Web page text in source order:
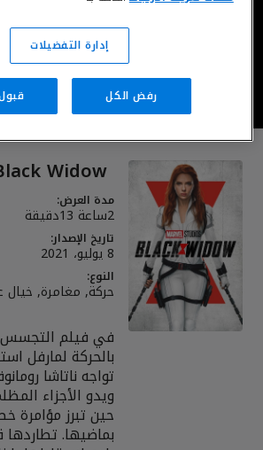
شاهد على ديزني بلس
*تُطبق متطلبات الحد الأدنى للعمر. تُطبق
Widow
مدة العرض:
2ساعة 13دقيقة
تاريخ الإصدار:
8 يوليو، 2021
النوع:
حركة, مغامرة,
في فيلم
بالحركة لمارفل
تواجه ناتاشا
ويدو الأجزاء
حين تبرز مؤامرة
بماضيها.
إدارة التفضيلات
رفض الكل